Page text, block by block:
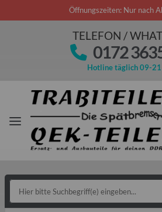
Öffnungszeiten: Nur nach
TELEFON /
0172
Hotline täglich 09-21